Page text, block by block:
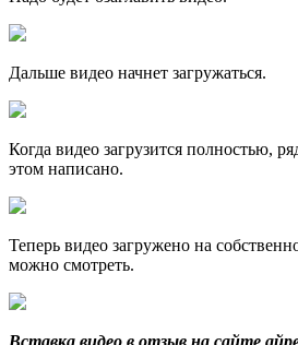
Дальше видео начнет загружаться.
Когда видео загрузится полностью,
этом написано.
Теперь видео загружено на
можно смотреть.
Вставка видео в отзыв на сайте